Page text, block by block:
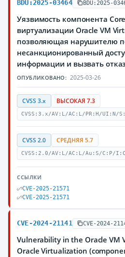
BDU:2025-03464 BDU:2025-
Уязвимость компонента
виртуализации Oracle VM
позволяющая нарушителю
несанкционированный
информации и вызвать
ОПУБЛИКОВАНО: 2025-03-26
CVSS 3.x ВЫСОКАЯ 7.3
CVSS:3.x/AV:L/AC:L/PR:H/UI:N/
CVSS 2.0 СРЕДНЯЯ 5.7
CVSS:2.0/AV:L/AC:L/Au:S/C:P/
ССЫЛКИ
CVE-2025-21571
CVE-2025-21571
CVE-2024-21141 CVE-2024-
Vulnerability in the Oracle VM
Oracle Virtualization